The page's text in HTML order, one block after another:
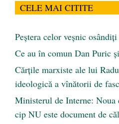
CELE MAI CITITE
Peştera celor veşnic osândiţi
Ce au în comun Dan Puric
Cărţile marxiste ale lui
ideologică a vînătorii de
Ministerul de Interne: Noua
cip NU este document de